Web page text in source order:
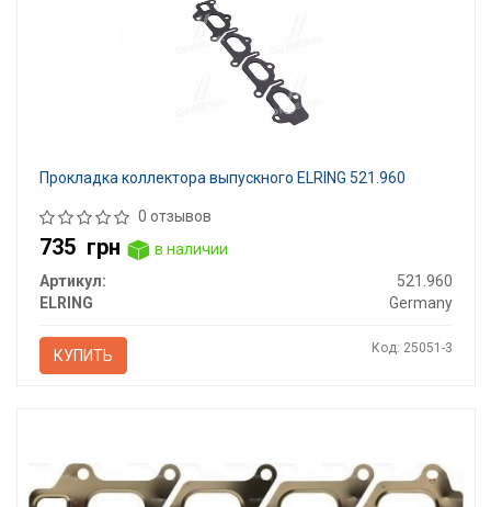
Прокладка коллектора выпускного ELRING 521.960
0 отзывов
735 грн
в наличии
Артикул:
521.960
ELRING
Germany
КУПИТЬ Код: 25051-3